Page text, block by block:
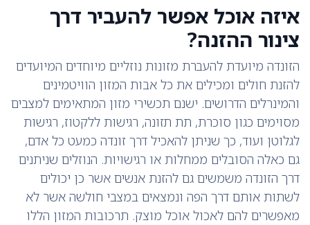
איזה אוכל אפשר להעביר דרך
צינור ההזנה?
הזונדה מיועדת להעברת מזונות נוזליים מיוחדים המיועדים
להזנת חולים ומכילים את כל אבות המזון הוויטמינים
והמינרלים הדרושים. ישנם תכשירי מזון המתאימים למצבים
מסוימים כגון סוכרת, תת תזונה, רגישות ללקטוז, רגישות
לגלוטן ועוד, כך שניתן להאכיל דרך זונדה כמעט כל אדם,
גם כאלה הסובלים ממחלות או רגישויות. הנוזלים שניתנים
דרך הזונדה משמשים גם להזנת אנשים אשר כן יכולים
לשתות אותם דרך הפה ונמצאים במצבי חולשה אשר לא
מאפשרים להם לאכול אוכל מוצק. תרכובות המזון הללו